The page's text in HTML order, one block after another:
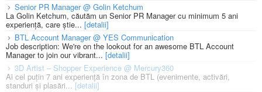
Senior PR Manager @ Golin Ketchum
La Golin Ketchum, căutăm un Senior PR Manager cu minimum 5 ani
experiență, care știe... [detalii]
BTL Account Manager @ YES Communication
Job description: We're on the lookout for an awesome BTL Account
Manager to join our vibrant... [detalii]
3D Artist – Shopper Experience @ Mercury360
Ai cel puțin 7 ani experiență în zona de BTL (evenimente, activări,
standuri și plasări... [detalii]